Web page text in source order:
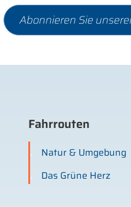
Fahrrouten
Natur & Umgebung
Das Grüne Herz